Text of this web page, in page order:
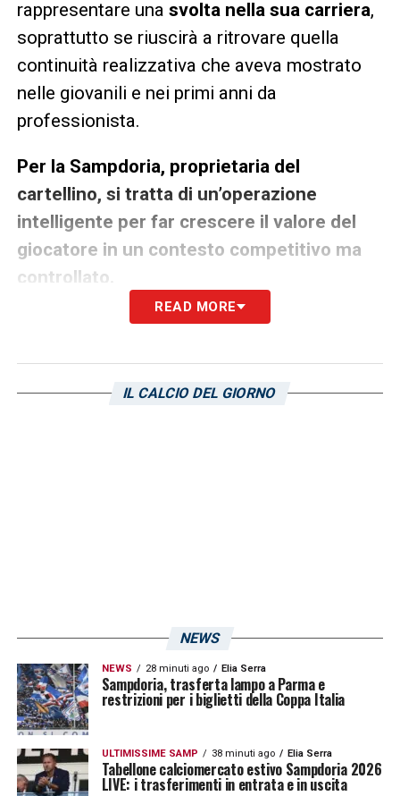
rappresentare una svolta nella sua carriera,
soprattutto se riuscirà a ritrovare quella
continuità realizzativa che aveva mostrato
nelle giovanili e nei primi anni da
professionista.
Per la Sampdoria, proprietaria del
cartellino, si tratta di un’operazione
intelligente per far crescere il valore del
giocatore in un contesto competitivo ma
controllato.
L’Inter U23 punta in alto anche
Con Vecchi in panchina e giocatori motivati
«La Gumina è un giocatore di esperienza
importante, sicuramente ci darà una grossa
mano.».
LA PLAYLIST DELLE NOSTRE TOP NEWS
READ MORE
IL CALCIO DEL GIORNO
NEWS
NEWS 28 minuti ago Elia Serra
Sampdoria, trasferta lampo a Parma e
restrizioni per i biglietti della Coppa Italia
ULTIMISSIME SAMP 38 minuti ago Elia Serra
Tabellone calciomercato estivo Sampdoria 2026
LIVE: i trasferimenti in entrata e in uscita